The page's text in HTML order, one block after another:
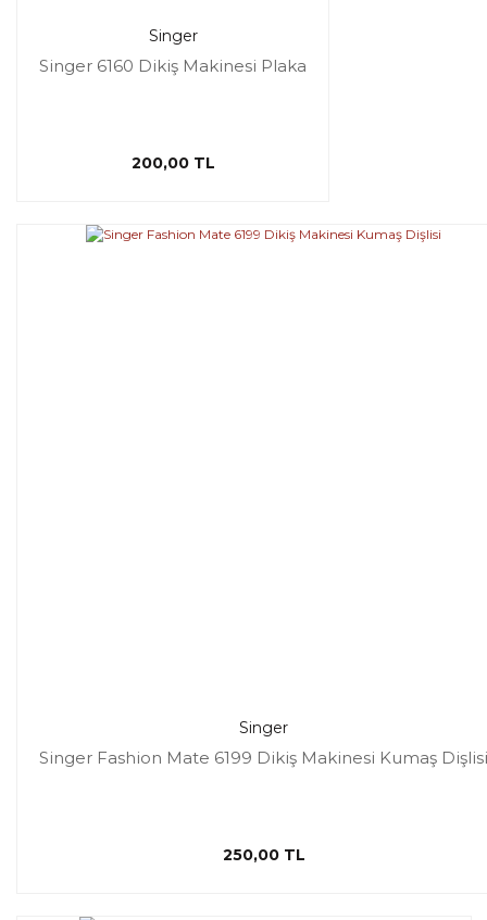
Singer
Singer 6160 Dikiş Makinesi Plaka
200,00 TL
Singer
Singer Fashion Mate 6199 Dikiş Makinesi Kumaş Dişlisi
250,00 TL